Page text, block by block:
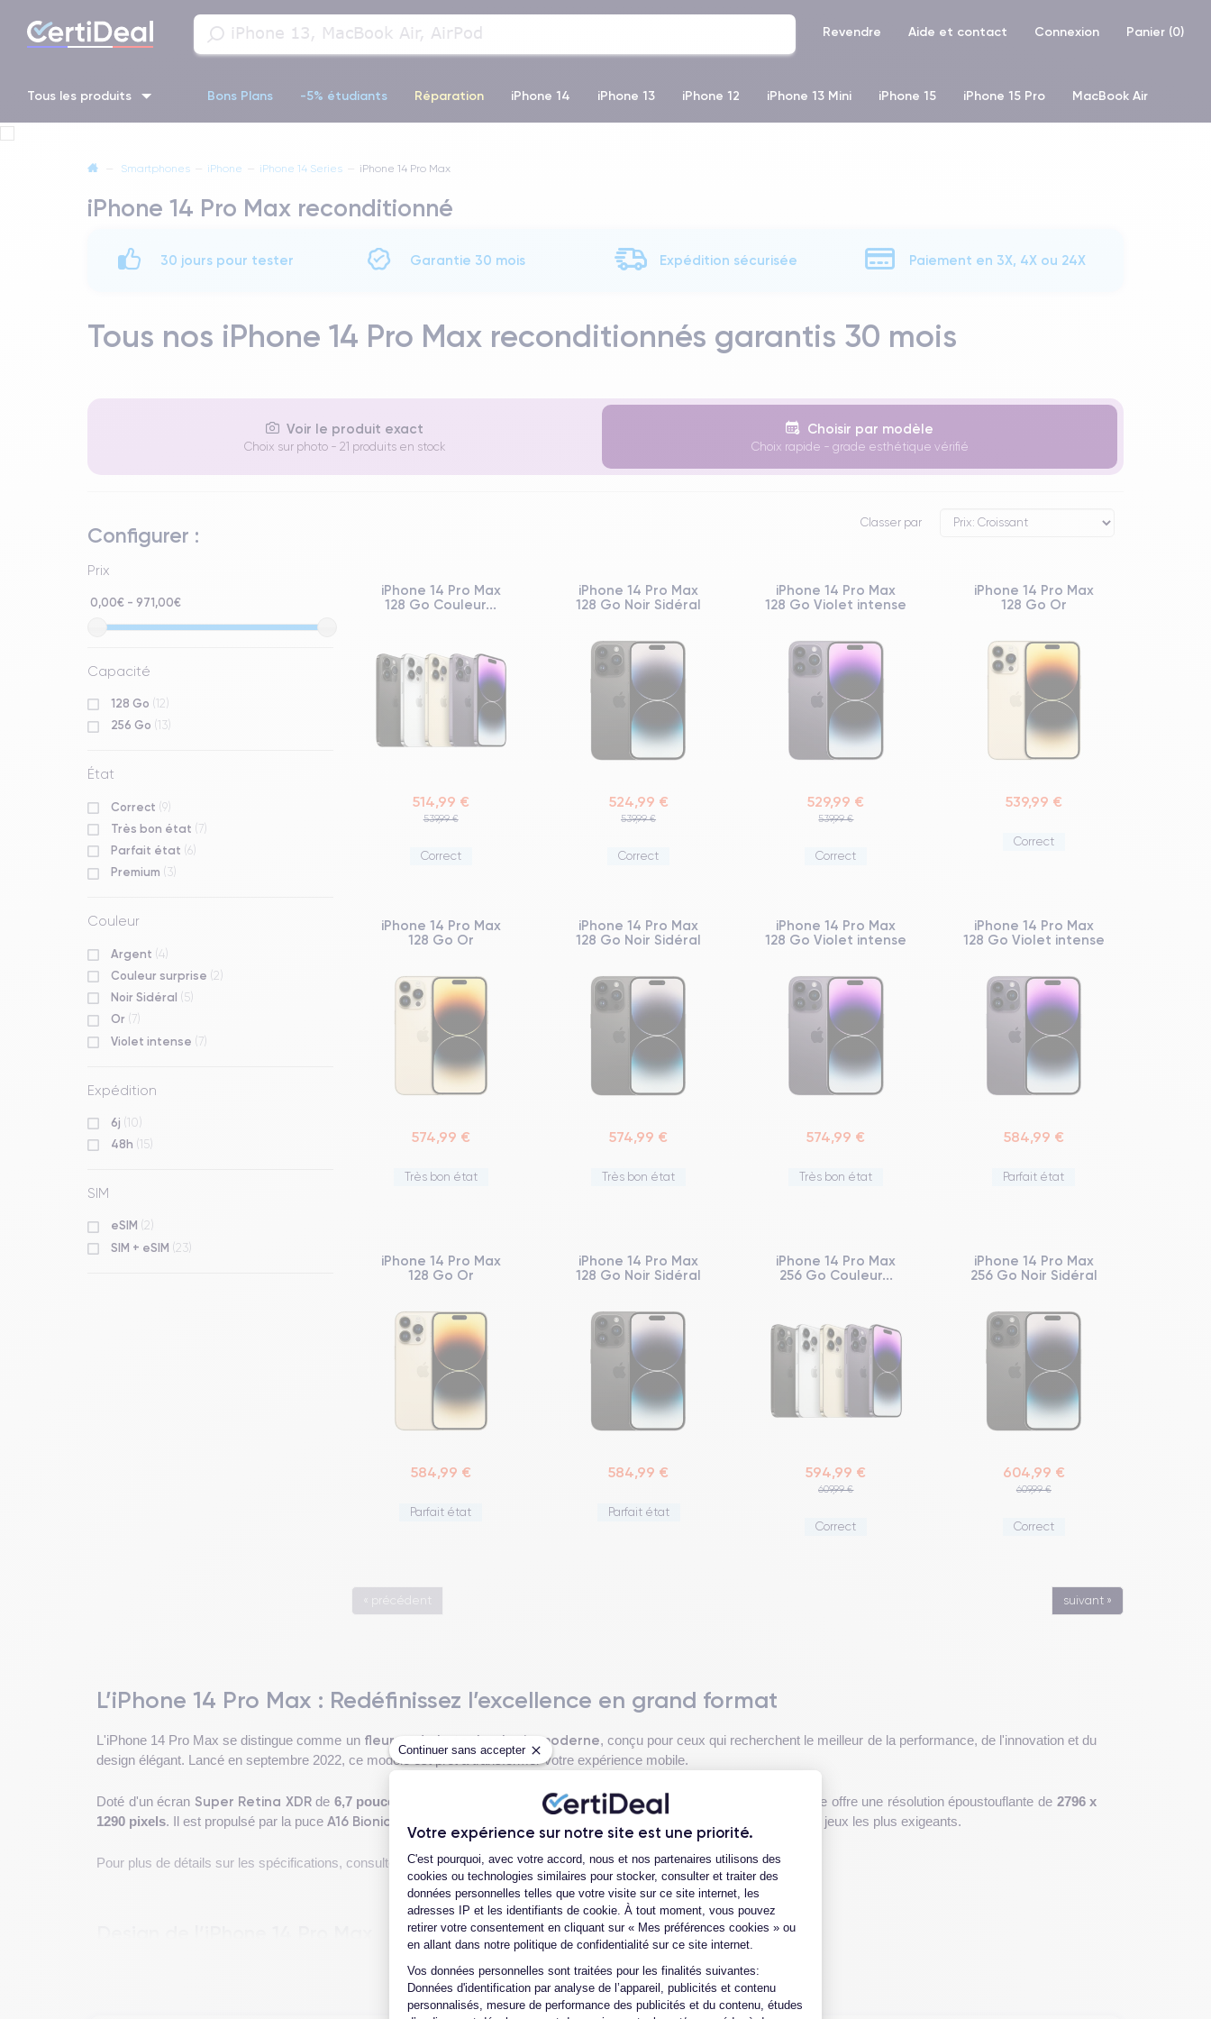
Continuer sans accepter
Votre expérience sur notre site est une priorité.
Plateforme de Gestion du Consentement : Personnalisez vos Options
C'est pourquoi, avec votre accord, nous et nos partenaires utilisons des
cookies ou technologies similaires pour stocker, consulter et traiter des
données personnelles telles que votre visite sur ce site internet, les
adresses IP et les identifiants de cookie. À tout moment, vous pouvez
retirer votre consentement en cliquant sur « Mes préférences cookies » ou
en allant dans notre politique de confidentialité sur ce site internet.
Vos données personnelles sont traitées pour les finalités suivantes:
Données d'identification par analyse de l’appareil, publicités et contenu
personnalisés, mesure de performance des publicités et du contenu, études
Axeptio consent
Revendre Aide et contact Connexion Panier (0)
Tous les produits Bons Plans -5% étudiants Réparation iPhone 14 iPhone 13 iPhone 12 iPhone 13 Mini iPhone 15 iPhone 15 Pro MacBook Air
iPhone 11 Pro iPhone 14 pro
— Smartphones — iPhone — iPhone 14 Series — iPhone 14 Pro Max
iPhone 14 Pro Max reconditionné
30 jours pour tester Garantie 30 mois Expédition sécurisée Paiement en 3X, 4X ou 24X
Tous nos iPhone 14 Pro Max reconditionnés garantis 30 mois
Voir le produit exact
Choix sur photo - 21 produits en stock
Choisir par modèle
Choix rapide - grade esthétique vérifié
Configurer :
Prix
0,00€ - 971,00€
Capacité
128 Go (12)
256 Go (13)
État
Correct (9)
Très bon état (7)
Parfait état (6)
Premium (3)
Couleur
Argent (4)
Couleur surprise (2)
Noir Sidéral (5)
Or (7)
Violet intense (7)
Expédition
6j (10)
48h (15)
SIM
eSIM (2)
SIM + eSIM (23)
Classer par
iPhone 14 Pro Max
128 Go Couleur...
514,99 €
539,99 €
Correct
iPhone 14 Pro Max
128 Go Noir Sidéral
524,99 €
539,99 €
Correct
iPhone 14 Pro Max
128 Go Violet intense
529,99 €
539,99 €
Correct
iPhone 14 Pro Max
128 Go Or
539,99 €
Correct
iPhone 14 Pro Max
128 Go Or
574,99 €
Très bon état
iPhone 14 Pro Max
128 Go Noir Sidéral
574,99 €
Très bon état
iPhone 14 Pro Max
128 Go Violet intense
574,99 €
Très bon état
iPhone 14 Pro Max
128 Go Violet intense
584,99 €
Parfait état
iPhone 14 Pro Max
128 Go Or
584,99 €
Parfait état
iPhone 14 Pro Max
128 Go Noir Sidéral
584,99 €
Parfait état
iPhone 14 Pro Max
256 Go Couleur...
594,99 €
609,99 €
Correct
iPhone 14 Pro Max
256 Go Noir Sidéral
604,99 €
609,99 €
Correct
« précédent suivant »
L’iPhone 14 Pro Max : Redéfinissez l’excellence en grand format
L'iPhone 14 Pro Max se distingue comme un fleuron de la technologie moderne, conçu pour ceux qui recherchent le meilleur de la performance, de l'innovation et du
design élégant. Lancé en septembre 2022, ce modèle est prêt à transformer votre expérience mobile.
Doté d'un écran Super Retina XDRde 6,7 pouces ProMotionpour une fluidité exemplaire, ce modèle offre une résolution époustouflante de 2796 x
1290 pixels. Il est propulsé par la puce A16 Bionic pour les applications et les jeux les plus exigeants.
Pour plus de détails sur les spécifications, consultez lafiche technique de l'iPhone 14 Pro Max .
esthétique moderneetfonctionnalité avancée. Ce modèle, avec ses dimensions de
, présente un châssis en acier inoxydable et un dos en verre mat texturé, offrant une prise en main confortable et robuste. Son grand écran Super Retina XDR de 6,7
pouces maximise l'espace d'affichage tout en conservant des bordures fines, rendant chaque interaction plus immersive.
Voir plus